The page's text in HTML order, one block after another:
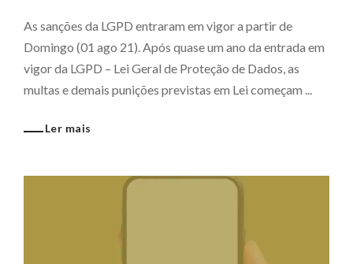
As sanções da LGPD entraram em vigor a partir de
Domingo (01 ago 21). Após quase um ano da entrada em
vigor da LGPD – Lei Geral de Proteção de Dados, as
multas e demais punições previstas em Lei começam ...
Ler mais